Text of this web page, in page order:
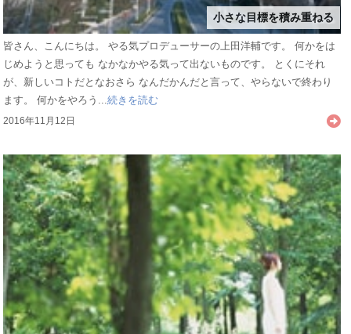
小さな目標を積み重ねる
皆さん、こんにちは。 やる気プロデューサーの上田洋輔です。 何かをは
じめようと思っても なかなかやる気って出ないものです。 とくにそれ
が、新しいコトだとなおさら なんだかんだと言って、やらないで終わり
ます。 何かをやろう...続きを読む
2016年11月12日